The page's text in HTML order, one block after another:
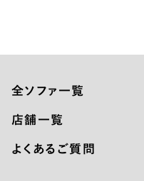
全ソファ一覧
店舗一覧
よくあるご質問